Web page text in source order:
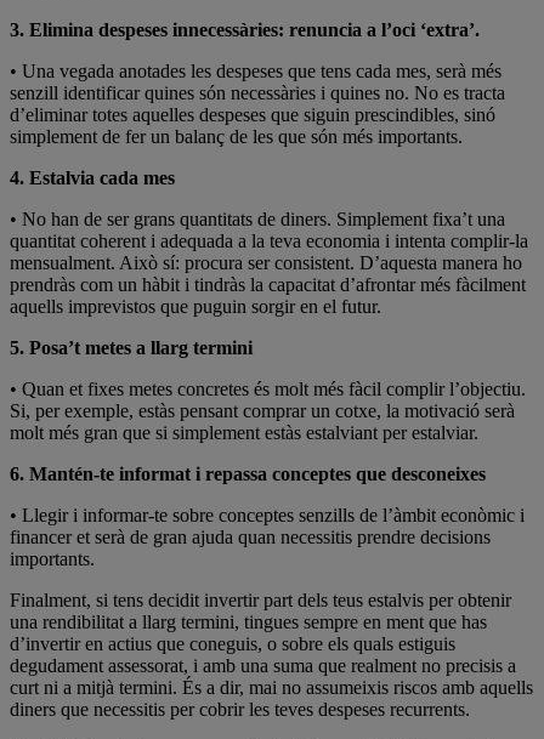
3. Elimina despeses innecessàries: renuncia a l’oci ‘extra’.
• Una vegada anotades les despeses que tens cada mes, serà més
senzill identificar quines són necessàries i quines no. No es tracta
d’eliminar totes aquelles despeses que siguin prescindibles, sinó
simplement de fer un balanç de les que són més importants.
4. Estalvia cada mes
• No han de ser grans quantitats de diners. Simplement fixa’t una
quantitat coherent i adequada a la teva economia i intenta complir-la
mensualment. Això sí: procura ser consistent. D’aquesta manera ho
prendràs com un hàbit i tindràs la capacitat d’afrontar més fàcilment
aquells imprevistos que puguin sorgir en el futur.
5. Posa’t metes a llarg termini
• Quan et fixes metes concretes és molt més fàcil complir l’objectiu.
Si, per exemple, estàs pensant comprar un cotxe, la motivació serà
molt més gran que si simplement estàs estalviant per estalviar.
6. Mantén-te informat i repassa conceptes que desconeixes
• Llegir i informar-te sobre conceptes senzills de l’àmbit econòmic i
financer et serà de gran ajuda quan necessitis prendre decisions
importants.
Finalment, si tens decidit invertir part dels teus estalvis per obtenir
una rendibilitat a llarg termini, tingues sempre en ment que has
d’invertir en actius que coneguis, o sobre els quals estiguis
degudament assessorat, i amb una suma que realment no precisis a
curt ni a mitjà termini. És a dir, mai no assumeixis riscos amb aquells
diners que necessitis per cobrir les teves despeses recurrents.